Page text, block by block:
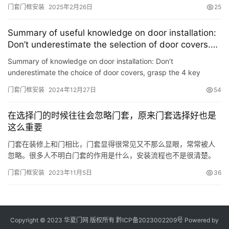
系
我
门套门框安装 2025年2月26日 25
Summary of useful knowledge on door installation:
Don’t underestimate the selection of door covers.
Grasp the 4 key points to improve your appearance.
Summary of knowledge on door installation: Don’t
underestimate the choice of door covers, grasp the 4 key
decorating, the choice…
门套门框安装 2024年12月27日 54
在选择门的时候往往会忽略门套，原来门套选择好也是
这么重要
门套在装修上和门相比，门套显得很常见又不那么显眼，常常被人
忽略。很多人不明白门套的作用是什么，安装流程也不是很清楚。
实木门套有哪些优缺点和它的安装流程。一、实木门套的优点1、材
门套门框安装 2023年11月5日 36
Copyright © 2023 华夏门网 版权所有 黔ICP备2023002209号 Powered by